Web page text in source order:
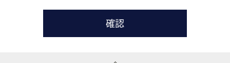
たします。
( 3 ) スタッフ派遣を検討されている企業の皆様
お問い合わせの内容に回答するために利用いたします。
なお、ご連絡手段は、電話・Ｅメールのいずれかの方法とい